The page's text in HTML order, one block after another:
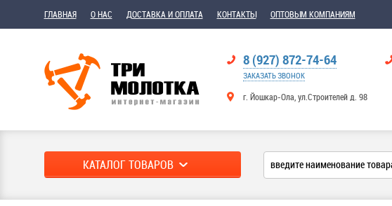
ГЛАВНАЯ О НАС ДОСТАВКА И ОПЛАТА КОНТАКТЫ ОПТОВЫМ КОМПАНИЯМ
8 (927) 872-74-64
ЗАКАЗАТЬ ЗВОНОК
г. Йошкар-Ола, ул.Строителей д. 98
КАТАЛОГ ТОВАРОВ